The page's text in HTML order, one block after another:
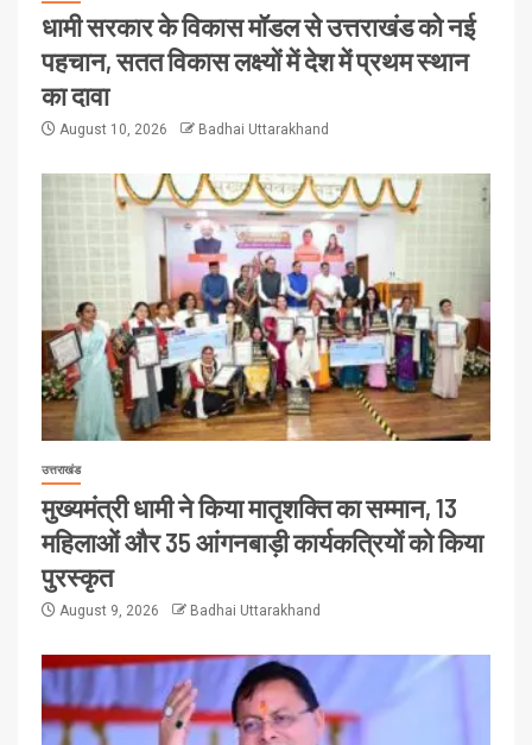
धामी सरकार के विकास मॉडल से उत्तराखंड को नई
पहचान, सतत विकास लक्ष्यों में देश में प्रथम स्थान
का दावा
August 10, 2026 Badhai Uttarakhand
उत्तराखंड
मुख्यमंत्री धामी ने किया मातृशक्ति का सम्मान, 13
महिलाओं और 35 आंगनबाड़ी कार्यकत्रियों को किया
पुरस्कृत
August 9, 2026 Badhai Uttarakhand